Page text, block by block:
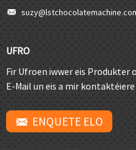
UFRO
Fir Ufroen iwwer eis Produkter
E-Mail un eis a mir
ENQUETE ELO